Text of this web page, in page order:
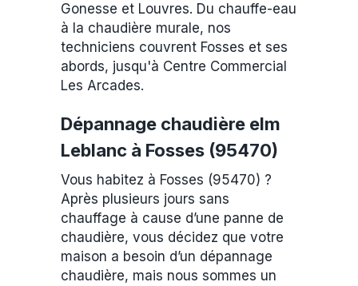
Gonesse et Louvres. Du chauffe-eau
à la chaudière murale, nos
techniciens couvrent Fosses et ses
abords, jusqu'à Centre Commercial
Les Arcades.
Dépannage chaudière elm
Leblanc à Fosses (95470)
Vous habitez à Fosses (95470) ?
Après plusieurs jours sans
chauffage à cause d’une panne de
chaudière, vous décidez que votre
maison a besoin d’un dépannage
chaudière, mais nous sommes un